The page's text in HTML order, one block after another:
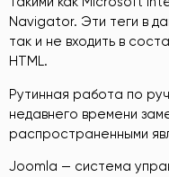
Navigator. Эти теги в
так и не входить в
HTML.
Рутинная работа по
недавнего времени
распространенными
Joomla — система